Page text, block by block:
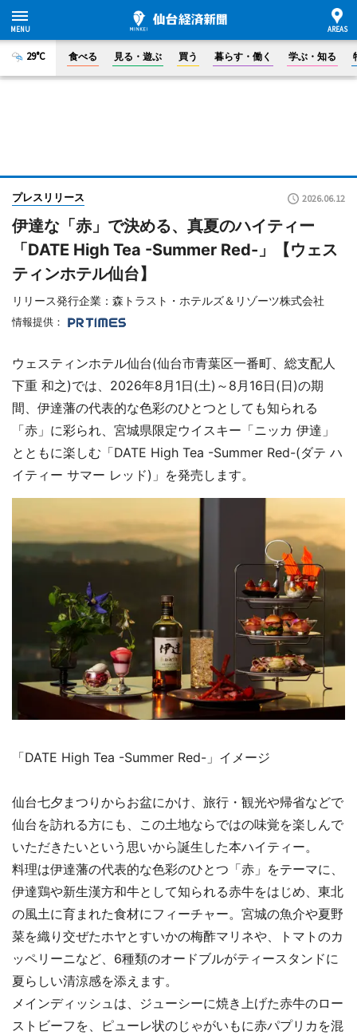
29°C 食べる 見る・遊ぶ 買う 暮らす・働く 学ぶ・知る
プレスリリース 2026.06.12
伊達な「赤」で決める、真夏のハイティー
「DATE High Tea -Summer Red-」【ウェス
ティンホテル仙台】
リリース発行企業：森トラスト・ホテルズ＆リゾーツ株式会社
情報提供：
ウェスティンホテル仙台(仙台市青葉区一番町、総支配人
下重 和之)では、2026年8月1日(土)～8月16日(日)の期
間、伊達藩の代表的な色彩のひとつとしても知られる
「赤」に彩られ、宮城県限定ウイスキー「ニッカ 伊達」
とともに楽しむ「DATE High Tea -Summer Red-(ダテ ハ
イティー サマー レッド)」を発売します。
「DATE High Tea -Summer Red-」イメージ
仙台七夕まつりからお盆にかけ、旅行・観光や帰省などで
仙台を訪れる方にも、この土地ならではの味覚を楽しんで
いただきたいという思いから誕生した本ハイティー。
料理は伊達藩の代表的な色彩のひとつ「赤」をテーマに、
伊達鶏や新生漢方和牛として知られる赤牛をはじめ、東北
の風土に育まれた食材にフィーチャー。宮城の魚介や夏野
菜を織り交ぜたホヤとすいかの梅酢マリネや、トマトのカ
ッペリーニなど、6種類のオードブルがティースタンドに
夏らしい清涼感を添えます。
メインディッシュは、ジューシーに焼き上げた赤牛のロー
ストビーフを、ピューレ状のじゃがいもに赤パプリカを混